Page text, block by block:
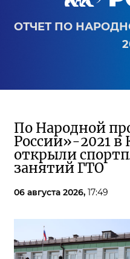
ОТЧЕТ ПО
По Народной
России»-2021 в
открыли
занятий ГТО
06 августа 2026, 17:49